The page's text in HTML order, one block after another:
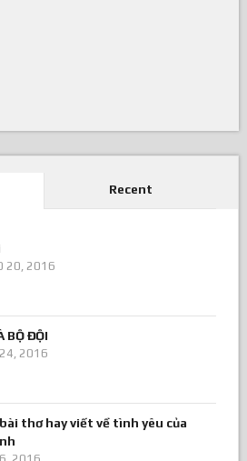
Recent
20, 2016
BỘ ĐỘI
2016
thơ hay viết về tình yêu của